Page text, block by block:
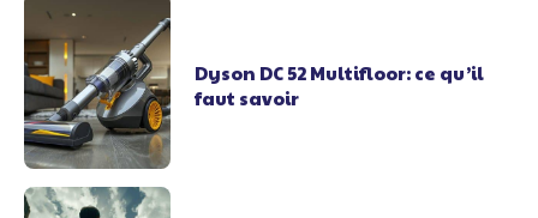
Dyson DC 52 Multifloor: ce qu’il
faut savoir